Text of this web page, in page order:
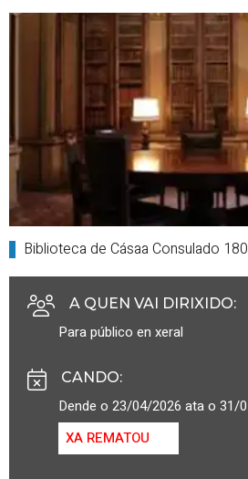
Biblioteca de Cásaa Consulado
A QUEN VAI DIRIXIDO:
Para público en xeral
CANDO:
Dende o 23/04/2026 ata o 31/
XA REMATOU